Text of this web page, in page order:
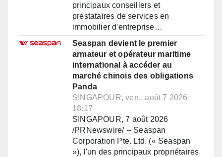
principaux conseillers et
prestataires de services en
immobilier d'entreprise…
Seaspan devient le premier
armateur et opérateur maritime
international à accéder au
marché chinois des obligations
Panda
SINGAPOUR, ven., août 7 2026
18:17
SINGAPOUR, 7 août 2026
/PRNewswire/ -- Seaspan
Corporation Pte. Ltd. (« Seaspan
»), l'un des principaux propriétaires